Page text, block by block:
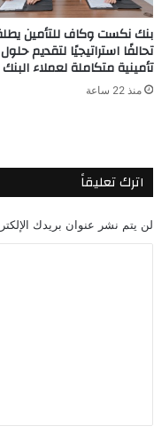
بنك نكست وكاف للتأمين
تحالفًا استراتيجيًا لتقديم حلول
تأمينية متكاملة لعملاء البنك
منذ 22 ساعة
اترك تعليقاً
لن يتم نشر عنوان بريدك